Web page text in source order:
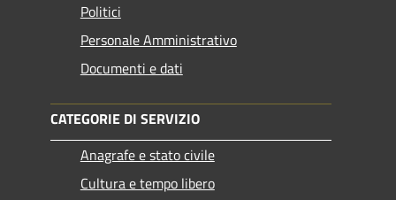
Politici
Personale Amministrativo
Documenti e dati
CATEGORIE DI SERVIZIO
Anagrafe e stato civile
Cultura e tempo libero